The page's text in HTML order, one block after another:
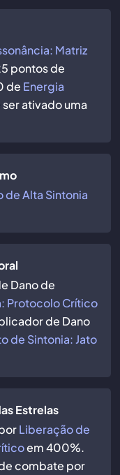
Matriz
pontos de
de Energia
ativado uma
de Alta Sintonia
Dano de
Protocolo Crítico
de Dano
de Sintonia: Jato
Estrelas
Liberação de
em 400%.
combate por